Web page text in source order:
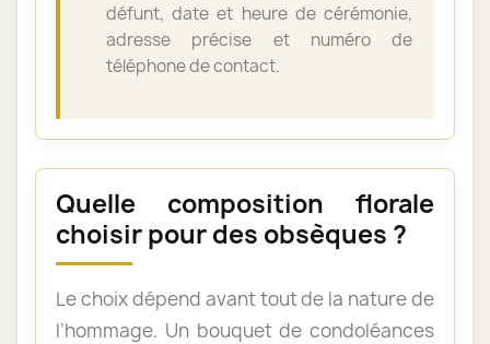
défunt, date et heure de cérémonie,
adresse précise et numéro de
téléphone de contact.
Quelle composition florale
choisir pour des obsèques ?
Le choix dépend avant tout de la nature de
l’hommage. Un bouquet de condoléances